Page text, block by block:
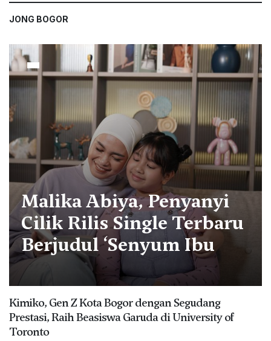
JONG BOGOR
Malika Abiya, Penyanyi
Cilik Rilis Single Terbaru
Berjudul ‘Senyum Ibu
Kimiko, Gen Z Kota Bogor dengan Segudang
Prestasi, Raih Beasiswa Garuda di University of
Toronto